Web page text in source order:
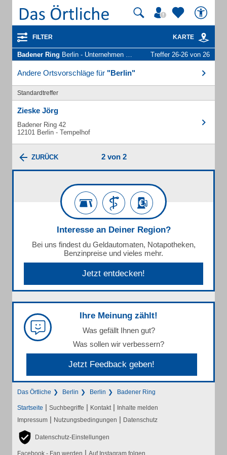
FILTER KARTE
Badener Ring Berlin - Unternehmen und Personen Treffer 26-26 von 26
Andere Ortsvorschläge für "Berlin"
Standardtreffer
Zieske Jörg
Badener Ring 42
12101 Berlin - Tempelhof
ZURÜCK 2 von 2
Interesse an Deiner Region?
Bei uns findest du Geldautomaten, Notapotheken,
Benzinpreise und vieles mehr.
Jetzt entdecken!
Ihre Meinung zählt!
Was gefällt Ihnen gut?
Was sollen wir verbessern?
Jetzt Feedback geben!
Das Örtliche Berlin Berlin Badener Ring
Startseite | Suchbegriffe | Kontakt | Inhalte melden
Impressum | Nutzungsbedingungen | Datenschutz
Datenschutz-Einstellungen
Facebook - Fan werden | Auf Instagram folgen